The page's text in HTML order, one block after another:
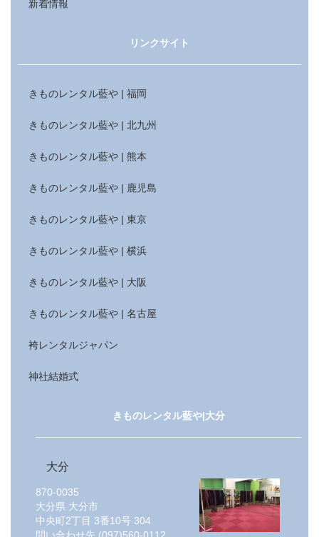
新着情報
リンクサイト
きものレンタル藍や | 福岡
きものレンタル藍や | 北九州
きものレンタル藍や | 熊本
きものレンタル藍や | 鹿児島
きものレンタル藍や | 東京
きものレンタル藍や | 横浜
きものレンタル藍や | 大阪
きものレンタル藍や | 名古屋
袴レンタルジャパン
神社結婚式
きものレンタル藍や|大分
大分
870-0035
大分県 大分市
中央町2丁目 3番10号 304
問い合わせ先 (097)560-0112